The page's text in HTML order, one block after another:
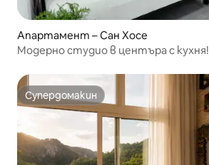
Апартамент – Сан Хосе
Модерно студио в центъра с кухня!
Супердомакин
Супердомакин